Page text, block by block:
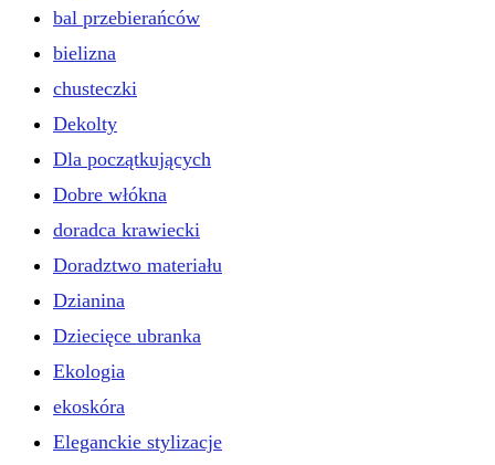
bal przebierańców
bielizna
chusteczki
Dekolty
Dla początkujących
Dobre włókna
doradca krawiecki
Doradztwo materiału
Dzianina
Dziecięce ubranka
Ekologia
ekoskóra
Eleganckie stylizacje